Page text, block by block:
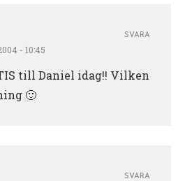
- 10:45
till Daniel idag!! Vilken
🙂
SVARA
SVARA